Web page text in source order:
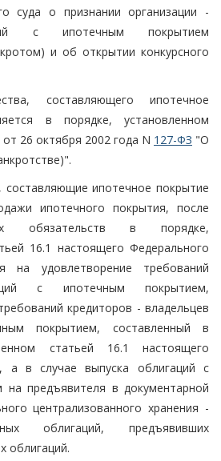
суда о признании организации -
с ипотечным покрытием
и об открытии конкурсного
составляющего ипотечное
в порядке, установленном
26 октября 2002 года N 127-ФЗ "О
составляющие ипотечное покрытие
ипотечного покрытия, после
обязательств в порядке,
16.1 настоящего Федерального
на удовлетворение требований
с ипотечным покрытием,
кредиторов - владельцев
покрытием, составленный в
статьей 16.1 настоящего
а в случае выпуска облигаций с
предъявителя в документарной
централизованного хранения -
облигаций, предъявивших
облигаций.